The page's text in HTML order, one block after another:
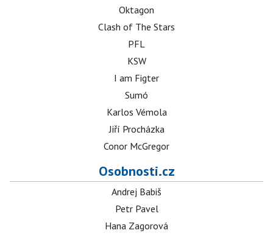
Oktagon
Clash of The Stars
PFL
KSW
I am Figter
Sumó
Karlos Vémola
Jiří Procházka
Conor McGregor
Osobnosti.cz
Andrej Babiš
Petr Pavel
Hana Zagorová